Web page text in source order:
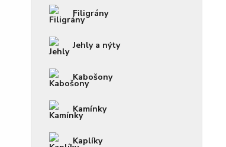
Filigrány
Jehly a nýty
Kabošony
Kamínky
Kaplíky